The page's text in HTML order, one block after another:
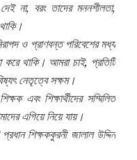
না, বরং তাদের মননশীলতা,
ও প্রাণবন্ত পরিবেশের মধ্য
করে থাকি। আমরা চাই, প্রতিটি
নেতৃত্বে সক্ষম।
এবং শিক্ষার্থীদের সম্মিলিত
এগিয়ে নিয়ে যায়।
শিক্ষককুরনী জালাল উদ্দিন